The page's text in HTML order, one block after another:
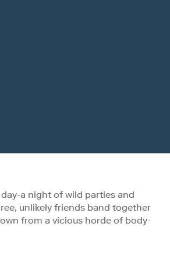
day-a night of wild parties and
unlikely friends band together
from a vicious horde of body-